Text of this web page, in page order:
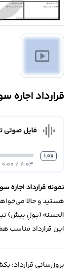
درباره
ما
تماس
ما
smart_display
قرارداد
graphic_eq فایل صوتی
1.0x
4:03 / 0:00
نمونه قرارداد اجاره
هستید و حالا
الحسنه (پولِ پیش)
این قرارداد
بروزرسانی قرارداد: یکشنبه, 16 ام